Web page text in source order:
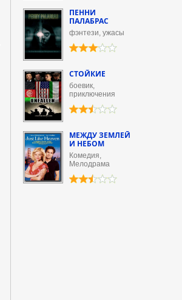
ПЕННИ
ПАЛАБРАС
фэнтези, ужасы
СТОЙКИЕ
боевик,
приключения
МЕЖДУ ЗЕМЛЕЙ
И НЕБОМ
Комедия,
Мелодрама